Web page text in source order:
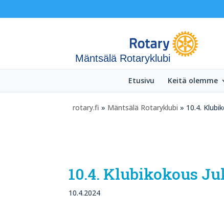
Mäntsälä Rotaryklubi
Etusivu Keitä olemme
rotary.fi » Mäntsälä Rotaryklubi » 10.4.
10.4. Klubikokous
10.4.2024